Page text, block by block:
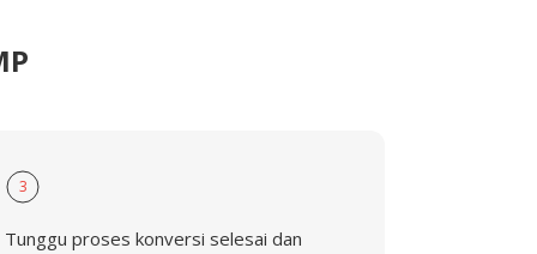
3
Tunggu proses konversi selesai dan